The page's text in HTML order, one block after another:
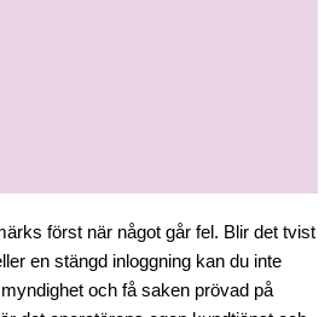
först när något går fel. Blir det tvist
en stängd inloggning kan du inte
och få saken prövad på